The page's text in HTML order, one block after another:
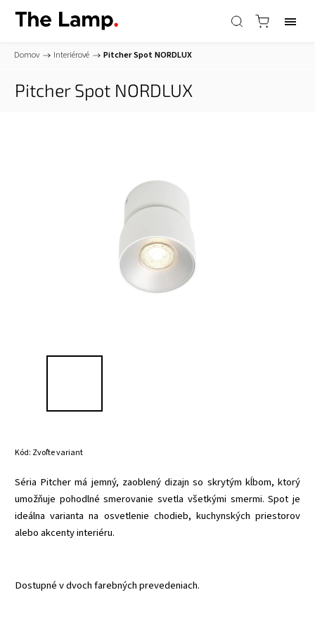
Domov / Interiérové / Pitcher Spot NORDLUX
Pitcher Spot NORDLUX
Kód: Zvoľte variant
Séria Pitcher má jemný, zaoblený dizajn so skrytým kĺbom, ktorý
umožňuje pohodlné smerovanie svetla všetkými smermi. Spot je
ideálna varianta na osvetlenie chodieb, kuchynských priestorov
alebo akcenty interiéru.
Dostupné v dvoch farebných prevedeniach.